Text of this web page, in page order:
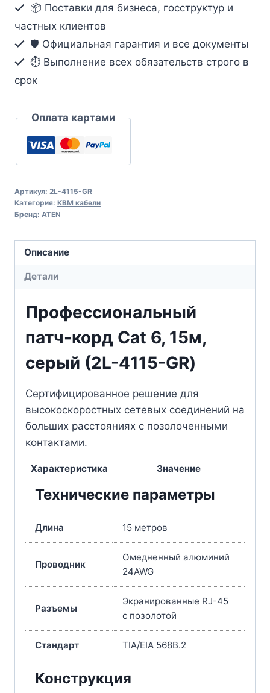
2L-
4115-
GR
📦 Поставки для бизнеса, госструктур и
частных клиентов
🛡️ Официальная гарантия и все документы
⏱ Выполнение всех обязательств строго в
срок
Оплата картами
Артикул: 2L-4115-GR
Категория: КВМ кабели
Бренд: ATEN
Описание
Детали
Профессиональный
патч-корд Cat 6, 15м,
серый (2L-4115-GR)
Сертифицированное решение для
высокоскоростных сетевых соединений на
больших расстояниях с позолоченными
контактами.
Характеристика Значение
Технические параметры
Длина 15 метров
Проводник
Омедненный алюминий
24AWG
Разъемы
Экранированные RJ-45
с позолотой
Стандарт TIA/EIA 568B.2
Конструкция